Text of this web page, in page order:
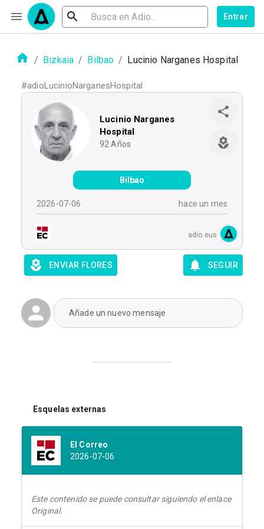
Entrar
/ Bizkaia / Bilbao / Lucinio Narganes Hospital
#adioLucinioNarganesHospital
Lucinio Narganes
Hospital
92 Años
Bilbao
2026-07-06 hace un mes
adio.eus
ENVIAR FLORES SEGUIR
Añade un nuevo mensaje
Esquelas externas
El Correo
2026-07-06
Este contenido se puede consultar siguiendo el enlace
Original.